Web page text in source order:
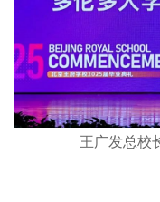
王广发总校